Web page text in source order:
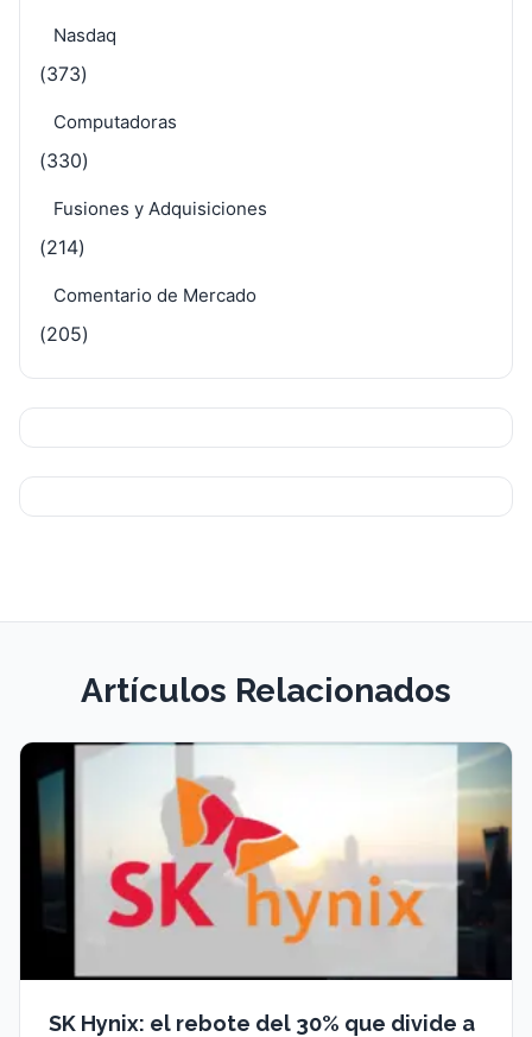
Nasdaq
(373)
Computadoras
(330)
Fusiones y Adquisiciones
(214)
Comentario de Mercado
(205)
Artículos Relacionados
SK Hynix: el rebote del 30% que divide a